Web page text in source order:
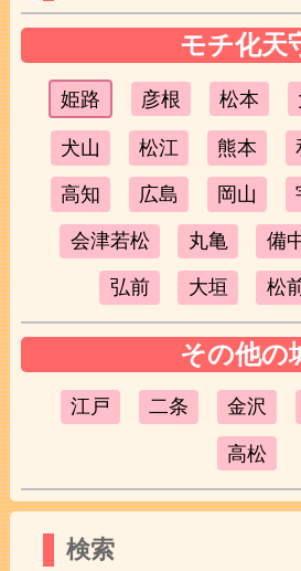
モチ化天
姫路 彦根 松本
犬山 松江 熊本
高知 広島 岡山
会津若松 丸亀 備
弘前 大垣 松
その他の
江戸 二条 金沢
高松
検索